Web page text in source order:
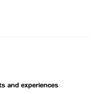
and experiences